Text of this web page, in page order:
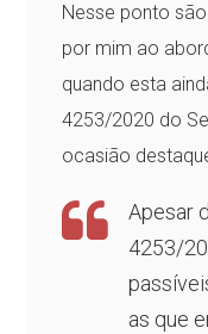
Nesse ponto
por mim ao
quando esta
4253/2020 do
ocasião
Apesar
4253/
as que